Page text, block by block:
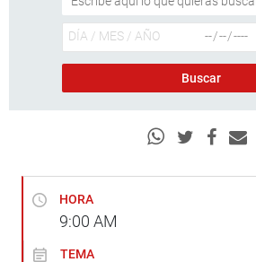
HORA
9:00 AM
TEMA